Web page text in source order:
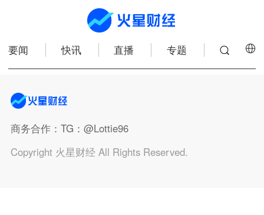
要闻 快讯 直播 专题
商务合作：TG：@Lottie96
Copyright 火星财经 All Rights Reserved.